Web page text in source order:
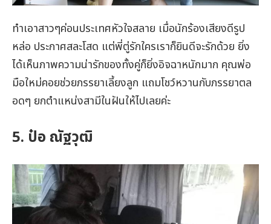
ทำเอาสาวๆค่อนประเทศหัวใจสลาย เมื่อนักร้องเสียงดีรูป
หล่อ ประกาศสละโสด แต่พี่ตู่รักใครเราก็ยินดีจะรักด้วย ยิ่ง
ได้เห็นภาพความน่ารักของทั้งคู่ก็ยิ่งอิจฉาหนักมาก คุณพ่อ
มือใหม่คอยช่วยภรรยาเลี้ยงลูก แถมโชว์หวานกับภรรยาตล
อดๆ ยกตำแหน่งสามีในฝันให้ไปเลยค่ะ
5. ป๋อ ณัฐวุฒิ